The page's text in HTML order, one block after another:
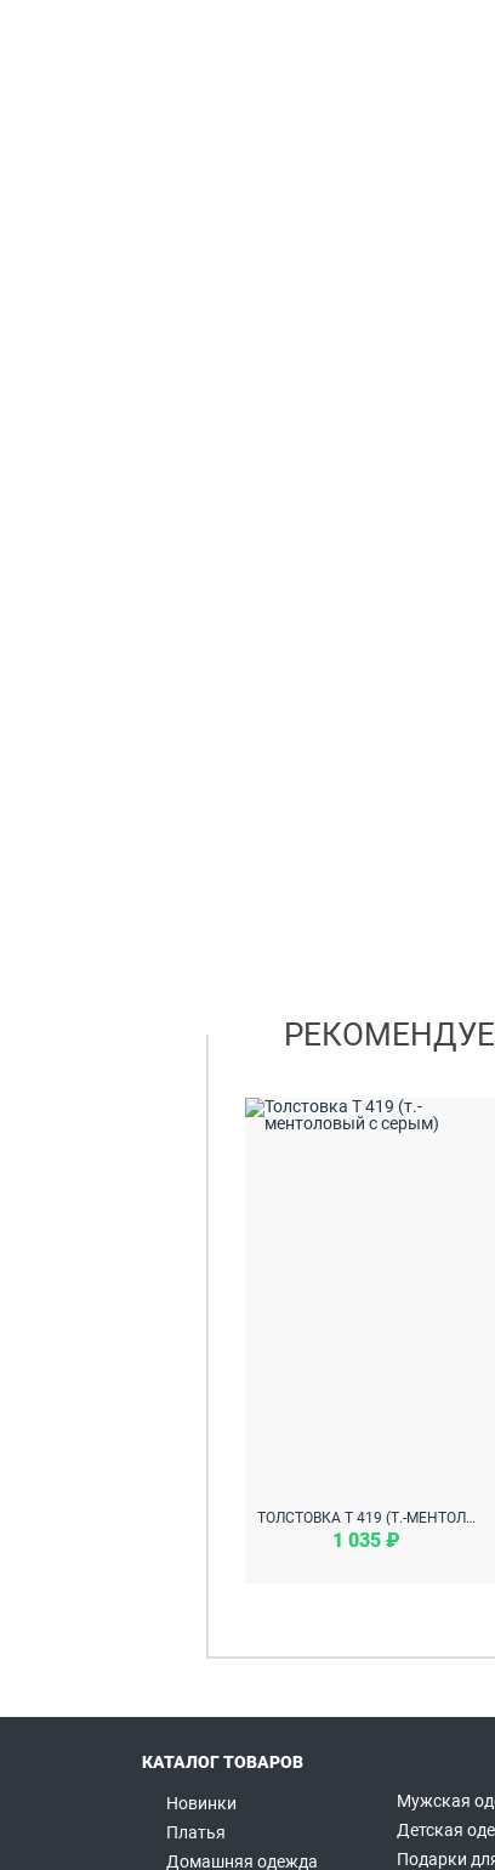
ТОЛСТОВКА Т 419 (Т.-МЕНТОЛОВЫЙ С СЕРЫМ)
1 035 ₽
КАТАЛОГ ТОВАРОВ
Новинки
Платья
Домашняя одежда
Мужская
Детская
Подарки